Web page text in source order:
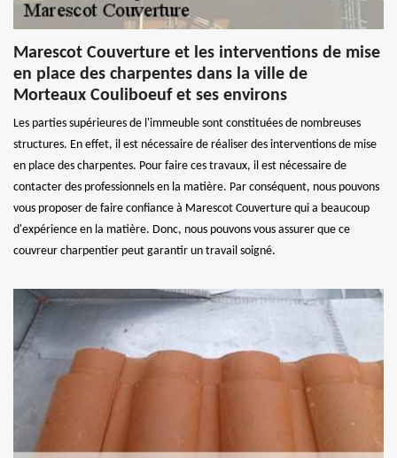
Marescot Couverture et les interventions de mise
en place des charpentes dans la ville de
Morteaux Couliboeuf et ses environs
Les parties supérieures de l'immeuble sont constituées de nombreuses
structures. En effet, il est nécessaire de réaliser des interventions de mise
en place des charpentes. Pour faire ces travaux, il est nécessaire de
contacter des professionnels en la matière. Par conséquent, nous pouvons
vous proposer de faire confiance à Marescot Couverture qui a beaucoup
d'expérience en la matière. Donc, nous pouvons vous assurer que ce
couvreur charpentier peut garantir un travail soigné.